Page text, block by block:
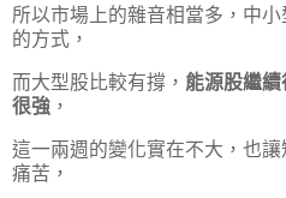
所以市場上的雜音相當多，中
的方式，
而大型股比較有撐， 能源股繼
很強 ，
這一兩週的變化實在不大，也
痛苦，